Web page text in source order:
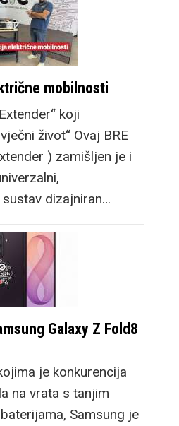
mobilnosti
koji
život“ Ovaj BRE
) zamišljen je i
dizajniran…
Galaxy Z Fold8
je konkurencija
na vrata s tanjim
Samsung je